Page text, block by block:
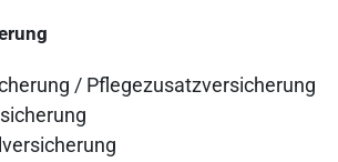
/ Pflegezusatzversicherung